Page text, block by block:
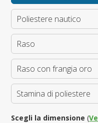
Poliestere nautico
Raso
Raso con frangia oro
Stamina di poliestere
Scegli la dimensione (